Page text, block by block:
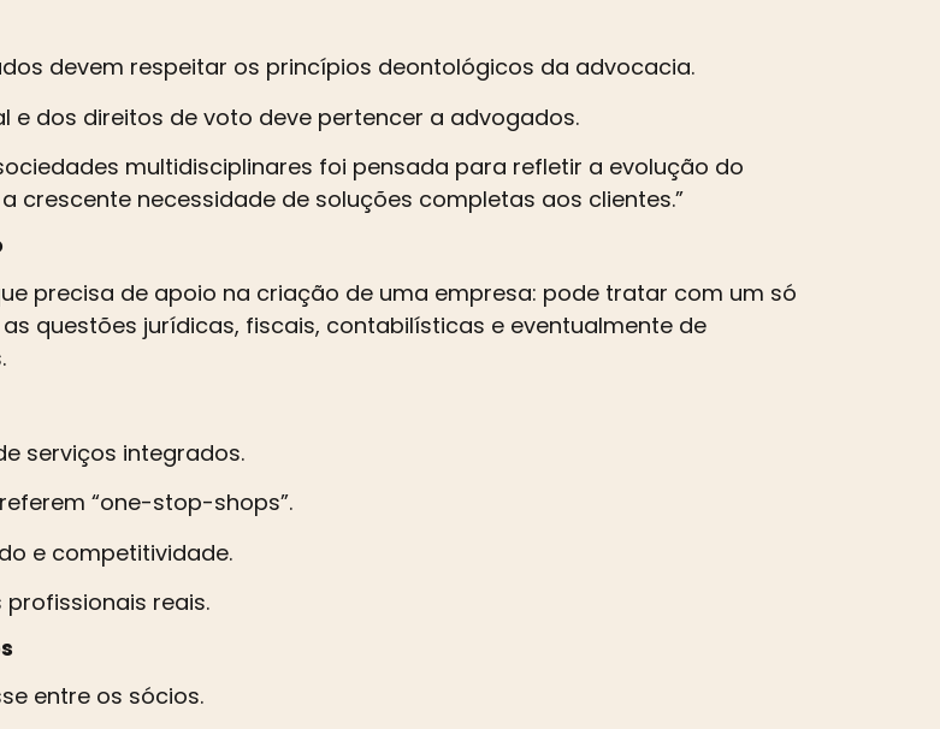
devem respeitar os princípios deontológicos da advocacia.
e dos direitos de voto deve pertencer a advogados.
multidisciplinares foi pensada para refletir a evolução do
crescente necessidade de soluções completas aos clientes.”
precisa de apoio na criação de uma empresa: pode tratar com um só
questões jurídicas, fiscais, contabilísticas e eventualmente de
serviços integrados.
“one-stop-shops”.
e competitividade.
profissionais reais.
entre os sócios.